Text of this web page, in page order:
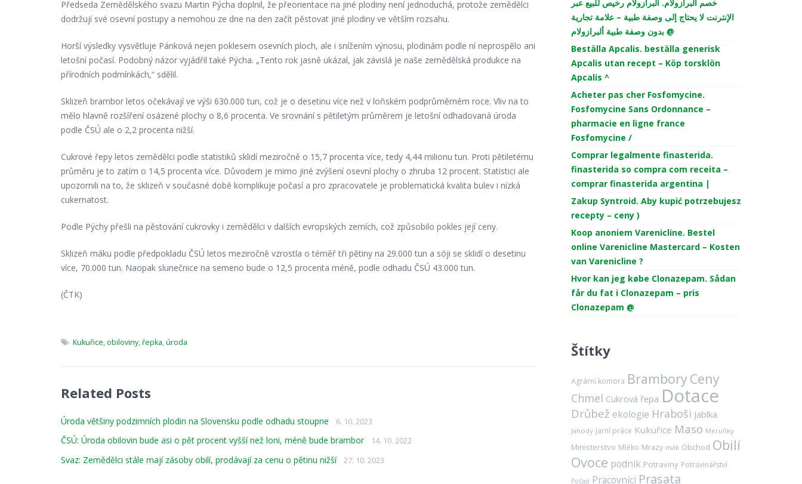
Předseda Zemědělského svazu Martin Pýcha doplnil, že přeorientace na jiné plodiny není jednoduchá, protože zemědělci
dodržují své osevní postupy a nemohou ze dne na den začít pěstovat jiné plodiny ve větším rozsahu.
Horší výsledky vysvětluje Pánková nejen poklesem osevních ploch, ale i snížením výnosu, plodinám podle ní neprospělo ani
letošní počasí. Podobný názor vyjádřil také Pýcha. „Tento rok jasně ukázal, jak závislá je naše zemědělská produkce na
přírodních podmínkách,“ sdělil.
Sklizeň brambor letos očekávají ve výši 630.000 tun, což je o desetinu více než v loňském podprůměrném roce. Vliv na to
mělo hlavně rozšíření osázené plochy o 8,6 procenta. Ve srovnání s pětiletým průměrem je letošní odhadovaná úroda
podle ČSÚ ale o 2,2 procenta nižší.
Cukrové řepy letos zemědělci podle statistiků sklidí meziročně o 15,7 procenta více, tedy 4,44 milionu tun. Proti pětiletému
průměru je to zatím o 14,5 procenta více. Důvodem je mimo jiné zvýšení osevní plochy o zhruba 12 procent. Statistici ale
upozornili na to, že sklizeň v současné době komplikuje počasí a pro zpracovatele je problematická kvalita bulev i nízká
cukernatost.
Podle Pýchy přešli na pěstování cukrovky i zemědělci v dalších evropských zemích, což způsobilo pokles její ceny.
Sklizeň máku podle předpokladu ČSÚ letos meziročně vzrostla o téměř tři pětiny na 29.000 tun a sóji se sklidí o desetinu
více, 70.000 tun. Naopak slunečnice na semeno bude o 12,5 procenta méně, podle odhadu ČSÚ 43.000 tun.
(ČTK)
Kukuřice,obiloviny, řepka,úroda
Related Posts
Úroda většiny podzimních plodin na Slovensku podle odhadu stoupne 6. 10. 2023
ČSÚ: Úroda obilovin bude asi o pět procent vyšší než loni, méně bude brambor 14. 10. 2022
Svaz: Zemědělci stále mají zásoby obilí, prodávají za cenu o pětinu nižší 27. 10. 2023
خصم ألبرازولام. ألبرازولام رخيص للبيع عبر
الإنترنت لا يحتاج إلى وصفة طبية – علامة تجارية
بدون وصفة طبية ألبرازولام @
Beställa Apcalis. beställa generisk
Apcalis utan recept – Köp torsklön
Apcalis ^
Acheter pas cher Fosfomycine.
Fosfomycine Sans Ordonnance –
pharmacie en ligne france
Fosfomycine /
Comprar legalmente finasterida.
finasterida so compra com receita –
comprar finasterida argentina |
Zakup Syntroid. Aby kupić potrzebujesz
recepty – ceny )
Koop anoniem Varenicline. Bestel
online Varenicline Mastercard – Kosten
van Varenicline ?
Hvor kan jeg købe Clonazepam. Sådan
får du fat i Clonazepam – pris
Clonazepam @
Štítky
Agrární komora Brambory Ceny
Chmel Cukrová řepa Dotace
Drůbež ekologie Hraboši Jablka
Jahody Jarní práce Kukuřice Maso Meruňky
Ministerstvo Mléko Mrazy mák Obchod Obilí
Ovoce podnik Potraviny Potravinářství
Počasí Pracovníci Prasata